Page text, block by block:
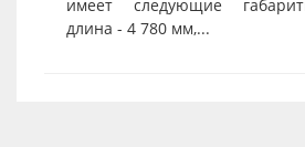
имеет следующие
длина - 4 780 мм,...